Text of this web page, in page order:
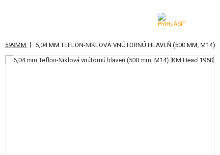
KATEGÓRIE
599MM | 6,04 MM TEFLON-NIKLOVÁ VNÚTORNÚ HLAVEŇ (500 MM, M14)